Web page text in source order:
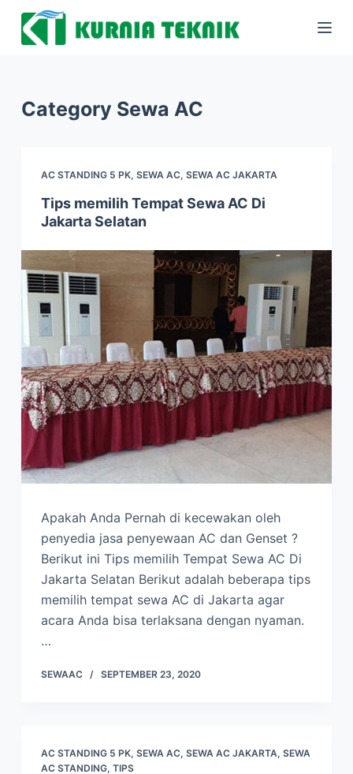
S
k
Category Sewa AC
AC STANDING 5 PK, SEWA AC, SEWA AC JAKARTA
Tips memilih Tempat Sewa AC Di
Jakarta Selatan
Apakah Anda Pernah di kecewakan oleh
penyedia jasa penyewaan AC dan Genset ?
Berikut ini Tips memilih Tempat Sewa AC Di
Jakarta Selatan Berikut adalah beberapa tips
memilih tempat sewa AC di Jakarta agar
acara Anda bisa terlaksana dengan nyaman.
…
SEWAAC SEPTEMBER 23, 2020
AC STANDING 5 PK, SEWA AC, SEWA AC JAKARTA, SEWA
AC STANDING, TIPS